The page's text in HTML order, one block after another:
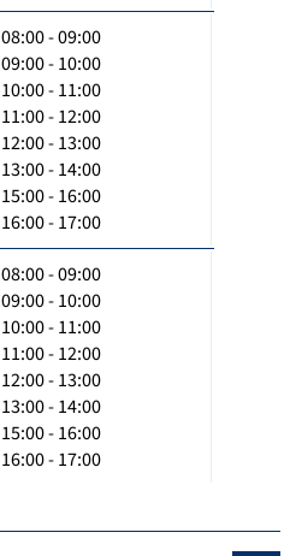
08:00 - 09:00
09:00 - 10:00
10:00 - 11:00
11:00 - 12:00
12:00 - 13:00
13:00 - 14:00
15:00 - 16:00
16:00 - 17:00
08:00 - 09:00
09:00 - 10:00
10:00 - 11:00
11:00 - 12:00
12:00 - 13:00
13:00 - 14:00
15:00 - 16:00
16:00 - 17:00